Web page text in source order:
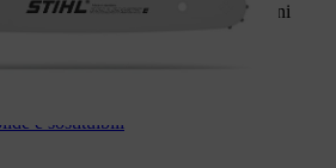
di categoria media e alte prestazioni
in tre parti
e sostituibili